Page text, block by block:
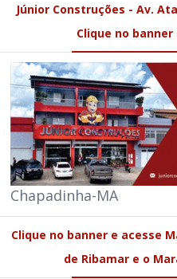
Júnior Construções - Av.
Clique no
Chapadinha-MA
Clique no banner e acesse
de Ribamar e o